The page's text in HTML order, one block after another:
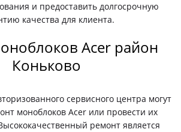
и предоставить долгосрочную
качества для клиента.
Acer район
Коньково
сервисного центра могут
моноблоков Acer или провести их
ремонт является